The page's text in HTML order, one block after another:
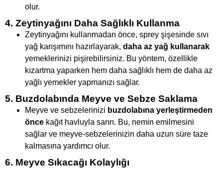
olur.
4. Zeytinyağını Daha Sağlıklı Kullanma
Zeytinyağını kullanmadan önce, sprey şişesinde sıvı
yağ karışımını hazırlayarak, daha az yağ kullanarak
yemeklerinizi pişirebilirsiniz. Bu yöntem, özellikle
kızartma yaparken hem daha sağlıklı hem de daha az
yağlı yemekler yapmanızı sağlar.
5. Buzdolabında Meyve ve Sebze Saklama
Meyve ve sebzelerinizi buzdolabına yerleştirmeden
önce kağıt havluyla sarın. Bu, nemin emilmesini
sağlar ve meyve-sebzelerinizin daha uzun süre taze
kalmasına yardımcı olur.
6. Meyve Sıkacağı Kolaylığı